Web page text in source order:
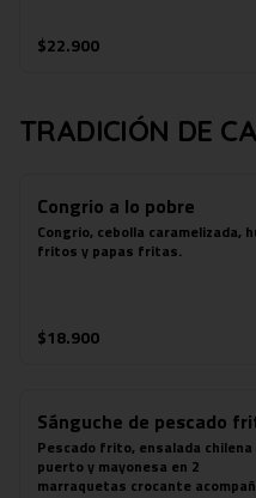
$22.900
TRADICIÓN DE
Congrio a lo pobre
Congrio, cebolla caramelizada,
fritos y papas fritas.
$18.900
Sánguche de pescado
Pescado frito, ensalada chilena
puerto y mayonesa en 2
marraquetas crocante